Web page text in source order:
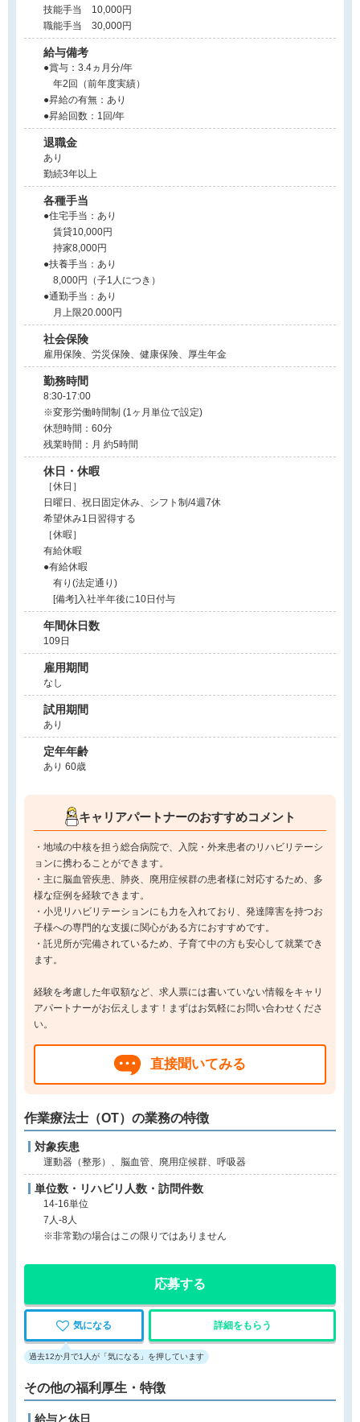
技能手当 10,000円
職能手当 30,000円
給与備考
●賞与：3.4ヵ月分/年
年2回（前年度実績）
●昇給の有無：あり
●昇給回数：1回/年
退職金
あり
勤続3年以上
各種手当
●住宅手当：あり
賃貸10,000円
持家8,000円
●扶養手当：あり
8,000円（子1人につき）
●通勤手当：あり
月上限20.000円
社会保険
雇用保険、労災保険、健康保険、厚生年金
勤務時間
8:30-17:00
※変形労働時間制 (1ヶ月単位で設定)
休憩時間：60分
残業時間：月 約5時間
休日・休暇
［休日］
日曜日、祝日固定休み、シフト制/4週7休
希望休み1日習得する
［休暇］
有給休暇
●有給休暇
有り(法定通り)
[備考]入社半年後に10日付与
年間休日数
109日
雇用期間
なし
試用期間
あり
定年年齢
あり 60歳
キャリアパートナーのおすすめコメント
・地域の中核を担う総合病院で、入院・外来患者のリハビリテーシ
ョンに携わることができます。
・主に脳血管疾患、肺炎、廃用症候群の患者様に対応するため、多
様な症例を経験できます。
・小児リハビリテーションにも力を入れており、発達障害を持つお
子様への専門的な支援に関心がある方におすすめです。
・託児所が完備されているため、子育て中の方も安心して就業でき
ます。
経験を考慮した年収額など、求人票には書いていない情報をキャリ
アパートナーがお伝えします！まずはお気軽にお問い合わせくださ
い。
直接聞いてみる
作業療法士（OT）の業務の特徴
対象疾患
運動器（整形）、脳血管、廃用症候群、呼吸器
単位数・リハビリ人数・訪問件数
14-16単位
7人-8人
※非常勤の場合はこの限りではありません
応募する
気になる 詳細をもらう
過去12か月で1人が「気になる」を押しています
その他の福利厚生・特徴
給与と休日